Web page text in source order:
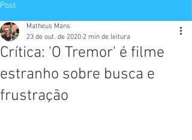
Post
Crítica: 'O Tremor' é filme
estranho sobre busca e
frustração
Matheus Mans
23 de out. de 2020 2 min de leitura